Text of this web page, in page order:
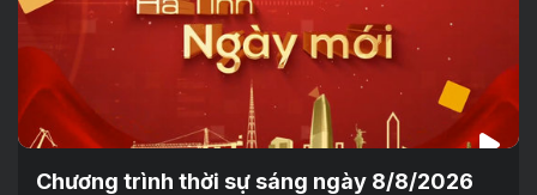
Chương trình thời sự sáng ngày 8/8/2026